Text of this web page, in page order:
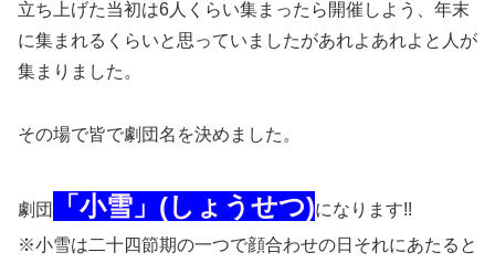
立ち上げた当初は6人くらい集まったら開催しよう、年末
に集まれるくらいと思っていましたがあれよあれよと人が
集まりました。
その場で皆で劇団名を決めました。
劇団 「小雪」(しょうせつ)になります!!
※小雪は二十四節期の一つで顔合わせの日それにあたると